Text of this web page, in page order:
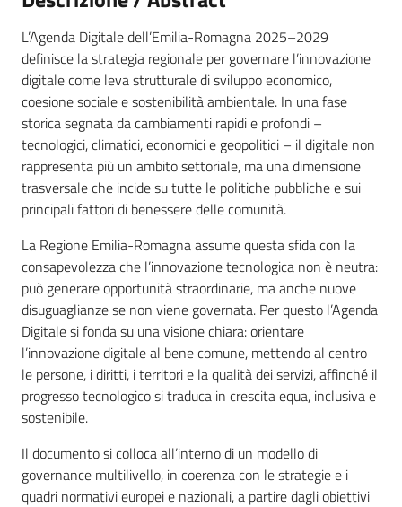
Novità
Servizi
Leggi Atti Bandi
Argomenti
L’Agenda Digitale dell’Emilia-Romagna 2025–2029
definisce la strategia regionale per governare l’innovazione
digitale come leva strutturale di sviluppo economico,
coesione sociale e sostenibilità ambientale. In una fase
storica segnata da cambiamenti rapidi e profondi –
tecnologici, climatici, economici e geopolitici – il digitale non
rappresenta più un ambito settoriale, ma una dimensione
trasversale che incide su tutte le politiche pubbliche e sui
principali fattori di benessere delle comunità.
La Regione Emilia-Romagna assume questa sfida con la
consapevolezza che l’innovazione tecnologica non è neutra:
può generare opportunità straordinarie, ma anche nuove
disuguaglianze se non viene governata. Per questo l’Agenda
Digitale si fonda su una visione chiara: orientare
l’innovazione digitale al bene comune, mettendo al centro
le persone, i diritti, i territori e la qualità dei servizi, affinché il
progresso tecnologico si traduca in crescita equa, inclusiva e
sostenibile.
Il documento si colloca all’interno di un modello di
governance multilivello, in coerenza con le strategie e i
quadri normativi europei e nazionali, a partire dagli obiettivi